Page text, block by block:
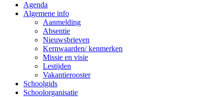
Agenda
Algemene info
Aanmelding
Absentie
Nieuwsbrieven
Kernwaarden/ kenmerken
Missie en visie
Lestijden
Vakantierooster
Schoolgids
Schoolorganisatie